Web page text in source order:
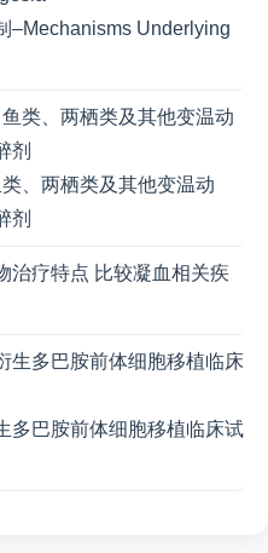
–Mechanisms Underlying
、两栖类及其他变温动
剂
比较凝血相关疾
多巴胺前体细胞移植临床试